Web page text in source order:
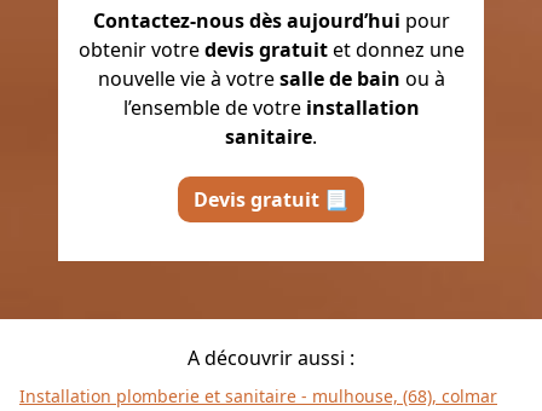
Contactez-nous dès aujourd’hui pour
obtenir votredevis gratuitet donnez une
nouvelle vie à votresalle de bain ou à
l’ensemble de votre installation
sanitaire.
Devis gratuit 📃
A découvrir aussi :
Installation plomberie et sanitaire - mulhouse, (68), colmar